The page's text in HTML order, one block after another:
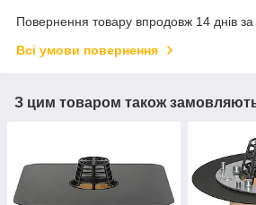
Повернення товару впродовж 14 днів
Всі умови повернення
З цим товаром також